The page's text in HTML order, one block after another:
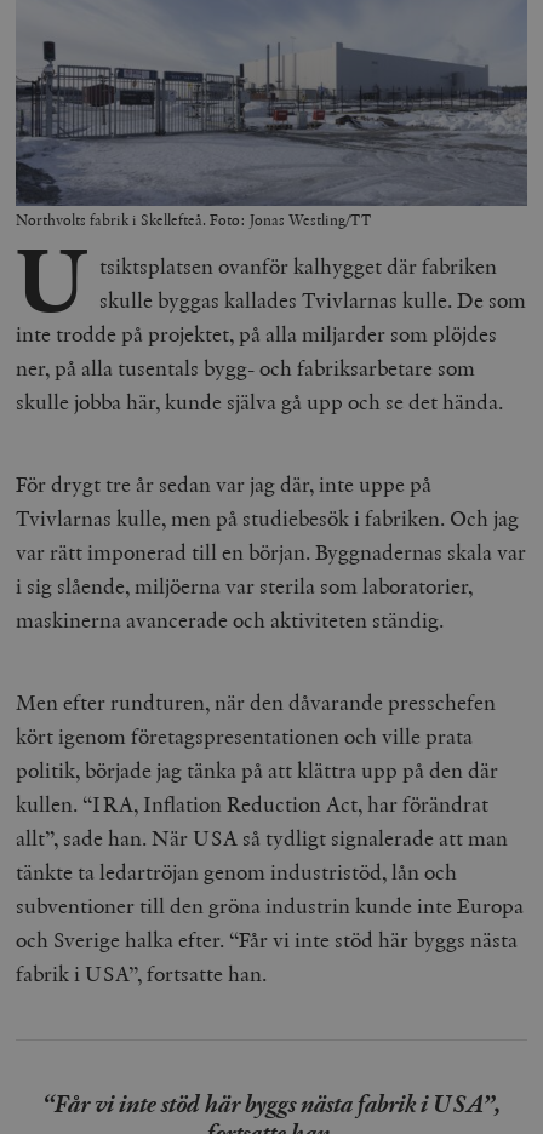
Northvolts fabrik i Skellefteå. Foto: Jonas Westling/TT
U tsiktsplatsen ovanför kalhygget där fabriken
skulle byggas kallades Tvivlarnas kulle. De som
inte trodde på projektet, på alla miljarder som plöjdes
ner, på alla tusentals bygg- och fabriksarbetare som
skulle jobba här, kunde själva gå upp och se det hända.
För drygt tre år sedan var jag där, inte uppe på
Tvivlarnas kulle, men på studiebesök i fabriken. Och jag
var rätt imponerad till en början. Byggnadernas skala var
i sig slående, miljöerna var sterila som laboratorier,
maskinerna avancerade och aktiviteten ständig.
Men efter rundturen, när den dåvarande presschefen
kört igenom företagspresentationen och ville prata
politik, började jag tänka på att klättra upp på den där
kullen. “IRA, Inflation Reduction Act, har förändrat
allt”, sade han. När USA så tydligt signalerade att man
tänkte ta ledartröjan genom industristöd, lån och
subventioner till den gröna industrin kunde inte Europa
och Sverige halka efter. “Får vi inte stöd här byggs nästa
fabrik i USA”, fortsatte han.
“Får vi inte stöd här byggs nästa fabrik i USA”,